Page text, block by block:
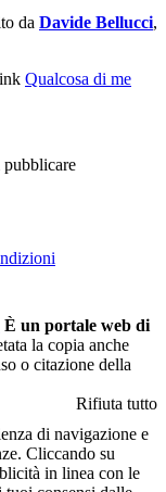
da Davide Bellucci,
Qualcosa di me
È un portale web di
la copia anche
o citazione della
Rifiuta tutto
di navigazione e
Cliccando su
in linea con le